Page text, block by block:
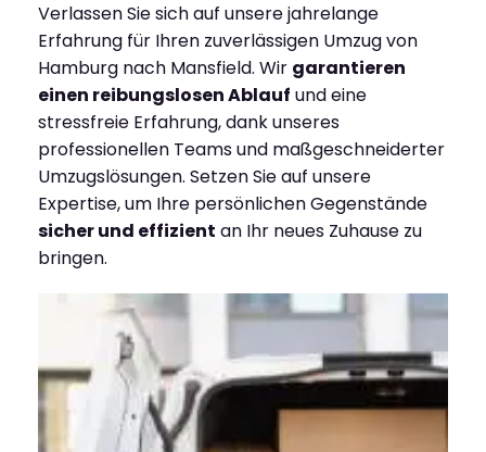
Verlassen Sie sich auf unsere jahrelange
Erfahrung für Ihren zuverlässigen Umzug von
Hamburg nach Mansfield. Wir garantieren
einen reibungslosen Ablauf und eine
stressfreie Erfahrung, dank unseres
professionellen Teams und maßgeschneiderter
Umzugslösungen. Setzen Sie auf unsere
Expertise, um Ihre persönlichen Gegenstände
sicher und effizient an Ihr neues Zuhause zu
bringen.